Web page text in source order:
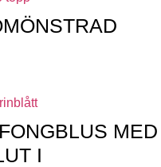
MED
I